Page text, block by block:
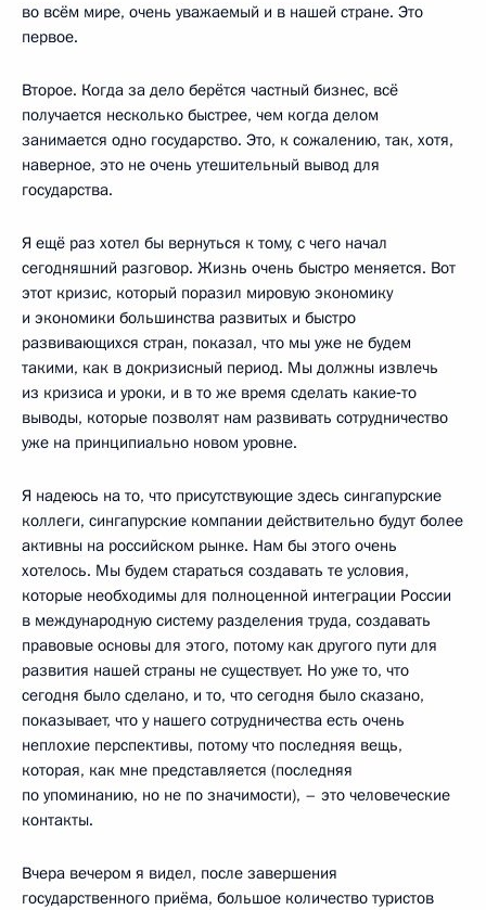
во всём мире, очень уважаемый и в нашей стране. Это
первое.
Второе. Когда за дело берётся частный бизнес, всё
получается несколько быстрее, чем когда делом
занимается одно государство. Это, к сожалению, так, хотя,
наверное, это не очень утешительный вывод для
государства.
Я ещё раз хотел бы вернуться к тому, с чего начал
сегодняшний разговор. Жизнь очень быстро меняется. Вот
этот кризис, который поразил мировую экономику
и экономики большинства развитых и быстро
развивающихся стран, показал, что мы уже не будем
такими, как в докризисный период. Мы должны извлечь
из кризиса и уроки, и в то же время сделать какие‑то
выводы, которые позволят нам развивать сотрудничество
уже на принципиально новом уровне.
Я надеюсь на то, что присутствующие здесь сингапурские
коллеги, сингапурские компании действительно будут более
активны на российском рынке. Нам бы этого очень
хотелось. Мы будем стараться создавать те условия,
которые необходимы для полноценной интеграции России
в международную систему разделения труда, создавать
правовые основы для этого, потому как другого пути для
развития нашей страны не существует. Но уже то, что
сегодня было сделано, и то, что сегодня было сказано,
показывает, что у нашего сотрудничества есть очень
неплохие перспективы, потому что последняя вещь,
которая, как мне представляется (последняя
по упоминанию, но не по значимости), – это человеческие
контакты.
Вчера вечером я видел, после завершения
государственного приёма, большое количество туристов